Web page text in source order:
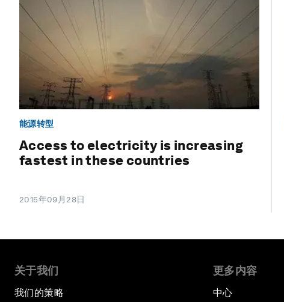
能源转型
Access to electricity is increasing
fastest in these countries
2015年09月28日
关于我们
我们的策略
更多内容
中心